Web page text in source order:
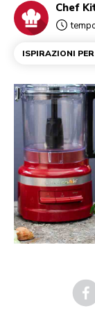
Chef
ISPIRAZIONI